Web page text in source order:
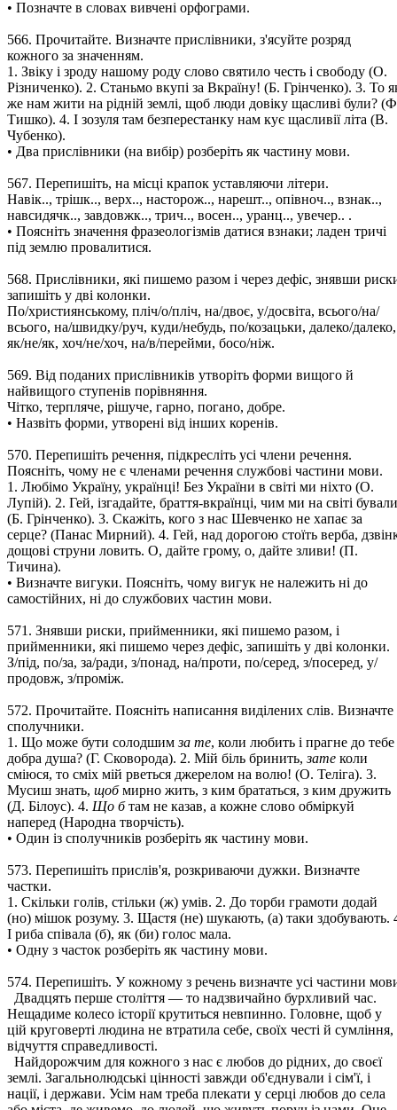
• Позначте в словах вивчені орфограми.
566. Прочитайте. Визначте прислівники, з'ясуйте розряд
кожного за значенням.
1. Звіку і зроду нашому роду слово святило честь і свободу (О.
Різниченко). 2. Станьмо вкупі за Вкраїну! (Б. Грінченко). 3. То
же нам жити на рідній землі, щоб люди довіку щасливі були?
Тишко). 4. І зозуля там безперестанку нам кує щасливії літа (В.
Чубенко).
• Два прислівники (на вибір) розберіть як частину мови.
567. Перепишіть, на місці крапок уставляючи літери.
Навік.., трішк.., верх.., насторож.., нарешт.., опівноч.., взнак..,
навсидячк.., завдовжк.., трич.., восен.., уранц.., увечер.. .
• Поясніть значення фразеологізмів датися взнаки; ладен тричі
під землю провалитися.
568. Прислівники, які пишемо разом і через дефіс, знявши
запишіть у дві колонки.
По/християнському, пліч/о/пліч, на/двоє, у/досвіта, всього/на/
всього, на/швидку/руч, куди/небудь, по/козацьки, далеко/далеко,
як/не/як, хоч/не/хоч, на/в/перейми, босо/ніж.
569. Від поданих прислівників утворіть форми вищого й
найвищого ступенів порівняння.
Чітко, терпляче, рішуче, гарно, погано, добре.
• Назвіть форми, утворені від інших коренів.
570. Перепишіть речення, підкресліть усі члени речення.
Поясніть, чому не є членами речення службові частини мови.
1. Любімо Україну, українці! Без України в світі ми ніхто (О.
Лупій). 2. Гей, ізгадайте, браття-вкраїнці, чим ми на світі
(Б. Грінченко). 3. Скажіть, кого з нас Шевченко не хапає за
серце? (Панас Мирний). 4. Гей, над дорогою стоїть верба,
дощові струни ловить. О, дайте грому, о, дайте зливи! (П.
Тичина).
• Визначте вигуки. Поясніть, чому вигук не належить ні до
самостійних, ні до службових частин мови.
571. Знявши риски, прийменники, які пишемо разом, і
прийменники, які пишемо через дефіс, запишіть у дві колонки.
З/під, по/за, за/ради, з/понад, на/проти, по/серед, з/посеред, у/
продовж, з/проміж.
572. Прочитайте. Поясніть написання виділених слів. Визначте
сполучники.
1. Що може бути солодшимза те, коли любить і прагне до тебе
добра душа? (Г. Сковорода). 2. Мій біль бринить,зате коли
сміюся, то сміх мій рветься джерелом на волю! (О. Теліга). 3.
Мусиш знать, щобмирно жить, з ким брататься, з ким дружить
(Д. Білоус). 4. Що бтам не казав, а кожне слово обміркуй
наперед (Народна творчість).
• Один із сполучників розберіть як частину мови.
573. Перепишіть прислів'я, розкриваючи дужки. Визначте
частки.
1. Скільки голів, стільки (ж) умів. 2. До торби грамоти додай
(но) мішок розуму. 3. Щастя (не) шукають, (а) таки здобувають.
І риба співала (б), як (би) голос мала.
• Одну з часток розберіть як частину мови.
574. Перепишіть. У кожному з речень визначте усі частини
Двадцять перше століття — то надзвичайно бурхливий час.
Нещадиме колесо історії крутиться невпинно. Головне, щоб у
цій круговерті людина не втратила себе, своїх честі й сумління,
відчуття справедливості.
Найдорожчим для кожного з нас є любов до рідних, до своєї
землі. Загальнолюдські цінності завжди об'єднували і сім'ї, і
нації, і держави. Усім нам треба плекати у серці любов до села